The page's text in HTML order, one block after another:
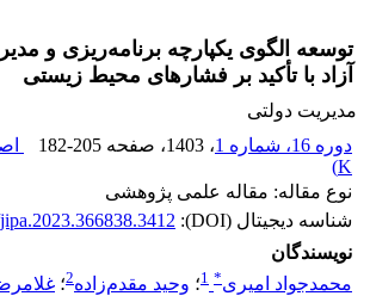
توسعه الگوی یکپارچه برنامه‌ریزی و
آزاد با تأکید بر فشارهای محیط زیستی
مدیریت دولتی
دوره 16، شماره 1
، 1403 ، صفحه 182-205
K
)
نوع مقاله: مقاله علمی پژوهشی
شناسه دیجیتال (DOI):
نویسندگان
محمدجواد امیری*
1؛ وحید مقدم‌زاده2؛